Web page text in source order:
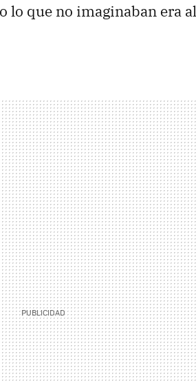
lo que no imaginaban era